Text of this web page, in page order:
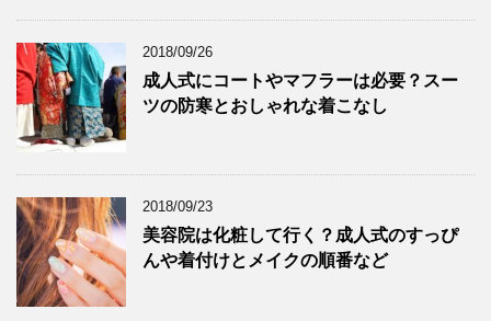
2018/09/26
成人式にコートやマフラーは必要？スー
ツの防寒とおしゃれな着こなし
2018/09/23
美容院は化粧して行く？成人式のすっぴ
んや着付けとメイクの順番など